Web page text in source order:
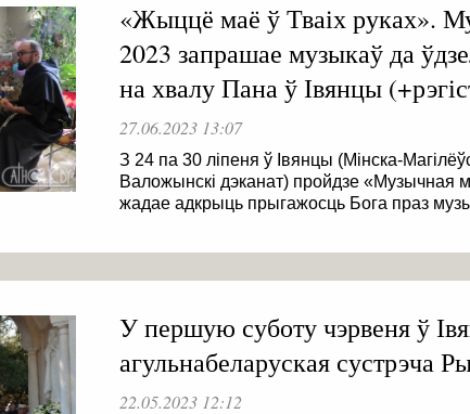
«Жыццё маё ў Тваіх руках».
2023 запрашае музыкаў да
на хвалу Пана ў Івянцы
27.06.2023 13:07
З 24 па 30 ліпеня ў Івянцы (Мінска-
Валожынскі дэканат) пройдзе «Музычная
жадае адкрыць прыгажосць Бога праз
У першую суботу чэрвеня ў
агульнабеларуская сустрэча
22.05.2023 12:12